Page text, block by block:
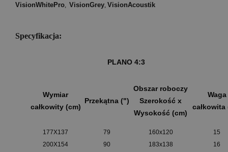
VisionWhitePro VisionGrey VisionAcoustik
Specyfikacja:
PLANO 4:3
Wymiar
całkowity (cm)
Przekątna (")
Obszar roboczy
Szerokość x
Wysokość (cm)
Waga
całkowita
177X137 79 160x120
15
200X154
90 183x138
16